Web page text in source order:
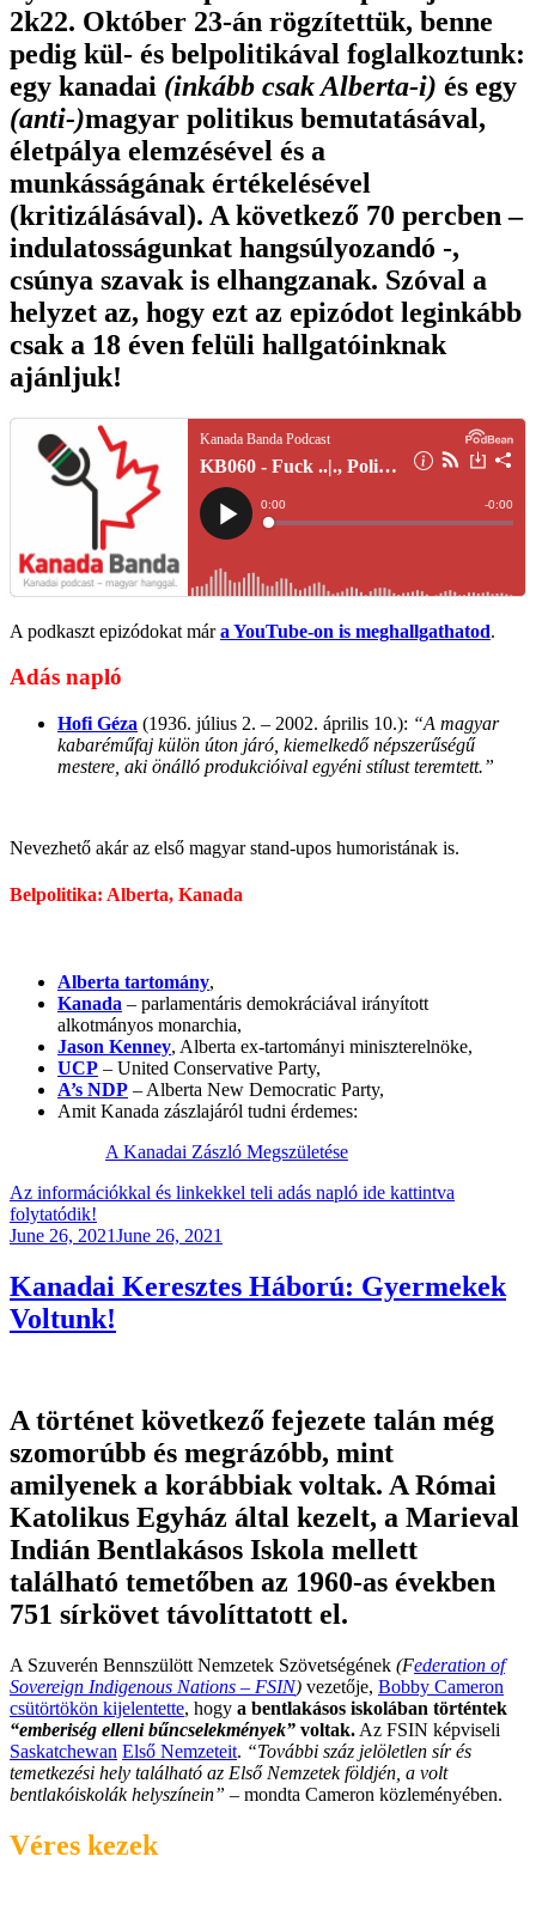
2k22. Október 23-án rögzítettük, benne
pedig kül- és belpolitikával foglalkoztunk:
egy kanadai (inkább csak Alberta-i) és egy
(anti-)magyar politikus bemutatásával,
életpálya elemzésével és a
munkásságának értékelésével
(kritizálásával). A következő 70 percben –
indulatosságunkat hangsúlyozandó -,
csúnya szavak is elhangzanak. Szóval a
helyzet az, hogy ezt az epizódot leginkább
csak a 18 éven felüli hallgatóinknak
ajánljuk!
A podkaszt epizódokat mára YouTube-on is meghallgathatod.
Adás napló
Hofi Géza (1936. július 2. – 2002. április 10.): “A magyar
kabaréműfaj külön úton járó, kiemelkedő népszerűségű
mestere, aki önálló produkcióival egyéni stílust teremtett.”
Nevezhető akár az első magyar stand-upos humoristának is.
Belpolitika: Alberta, Kanada
Alberta tartomány,
Kanada – parlamentáris demokráciával irányított
alkotmányos monarchia,
Jason Kenney, Alberta ex-tartományi miniszterelnöke,
UCP – United Conservative Party,
A’s NDP – Alberta New Democratic Party,
Amit Kanada zászlajáról tudni érdemes:
A Kanadai Zászló Megszületése
Az információkkal és linkekkel teli adás napló ide kattintva
folytatódik!
Posted
June 26, 2021June 26, 2021
Kanadai Keresztes Háború: Gyermekek
Voltunk!
A történet következő fejezete talán még
szomorúbb és megrázóbb, mint
amilyenek a korábbiak voltak. A Római
Katolikus Egyház által kezelt, a Marieval
Indián Bentlakásos Iskola mellett
található temetőben az 1960-as években
751 sírkövet távolíttatott el.
A Szuverén Bennszülött Nemzetek Szövetségének (Federation of
Sovereign Indigenous Nations – FSIN) vezetője, Bobby Cameron
csütörtökön kijelentette, hogy a bentlakásos iskolában történtek
“emberiség elleni bűncselekmények” voltak. Az FSIN képviseli
Saskatchewan Első Nemzeteit. “További száz jelöletlen sír és
temetkezési hely található az Első Nemzetek földjén, a volt
bentlakóiskolák helyszínein” – mondta Cameron közleményében.
Véres kezek